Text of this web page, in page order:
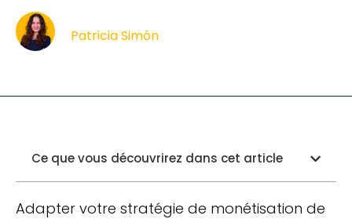
Patricia Simón
Ce que vous découvrirez dans cet article
Adapter votre stratégie de monétisation de